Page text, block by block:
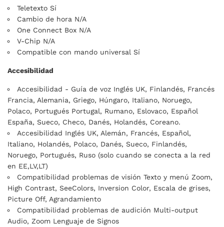
Teletexto Sí
Cambio de hora N/A
One Connect Box N/A
V-Chip N/A
Compatible con mando universal Sí
Accesibilidad
Accesibilidad - Guía de voz Inglés UK, Finlandés, Francés
Francia, Alemania, Griego, Húngaro, Italiano, Noruego,
Polaco, Portugués Portugal, Rumano, Eslovaco, Español
España, Sueco, Checo, Danés, Holandés, Coreano.
Accesibilidad Inglés UK, Alemán, Francés, Español,
Italiano, Holandés, Polaco, Danés, Sueco, Finlandés,
Noruego, Portugués, Ruso (solo cuando se conecta a la red
en EE,LV,LT)
Compatibilidad problemas de visión Texto y menú Zoom,
High Contrast, SeeColors, Inversion Color, Escala de grises,
Picture Off, Agrandamiento
Compatibilidad problemas de audición Multi-output
Audio, Zoom Lenguaje de Signos